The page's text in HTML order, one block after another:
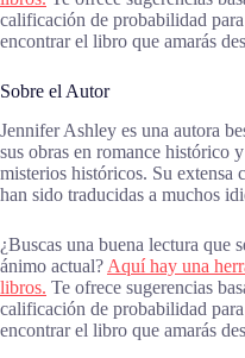
calificación de probabilidad
encontrar el libro que amarás
Sobre el Autor
Jennifer Ashley es una autora
sus obras en romance histórico
misterios históricos. Su extensa
han sido traducidas a muchos
¿Buscas una buena lectura que
ánimo actual? Aquí hay una
libros. Te ofrece sugerencias
calificación de probabilidad
encontrar el libro que amarás